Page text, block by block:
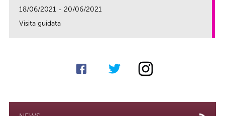
18/06/2021 - 20/06/2021
Visita guidata